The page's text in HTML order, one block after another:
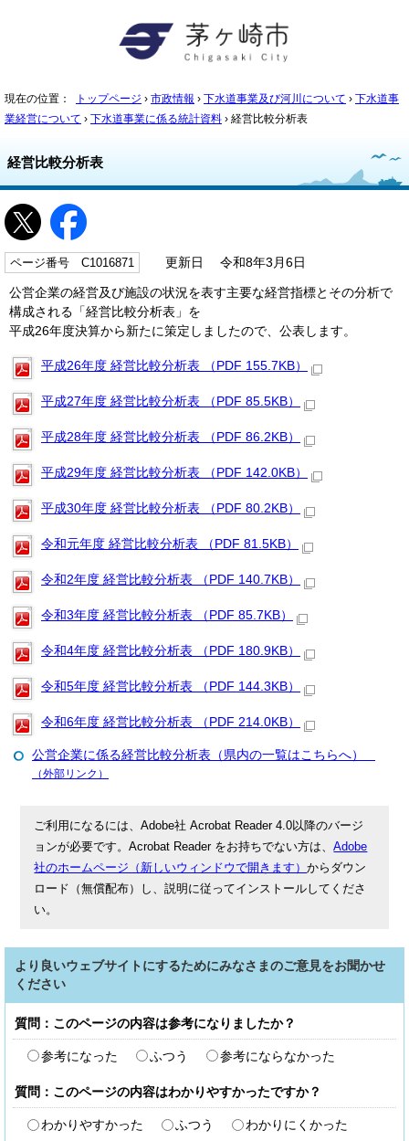
現在の位置： トップページ › 市政情報 › 下水道事業及び河川について › 下水道事
業経営について › 下水道事業に係る統計資料 › 経営比較分析表
経営比較分析表
ページ番号 C1016871 更新日 令和8年3月6日
公営企業の経営及び施設の状況を表す主要な経営指標とその分析で
構成される「経営比較分析表」を
平成26年度決算から新たに策定しましたので、公表します。
平成26年度 経営比較分析表 （PDF 155.7KB）
平成27年度 経営比較分析表 （PDF 85.5KB）
平成28年度 経営比較分析表 （PDF 86.2KB）
平成29年度 経営比較分析表 （PDF 142.0KB）
平成30年度 経営比較分析表 （PDF 80.2KB）
令和元年度 経営比較分析表 （PDF 81.5KB）
令和2年度 経営比較分析表 （PDF 140.7KB）
令和3年度 経営比較分析表 （PDF 85.7KB）
令和4年度 経営比較分析表 （PDF 180.9KB）
令和5年度 経営比較分析表 （PDF 144.3KB）
令和6年度 経営比較分析表 （PDF 214.0KB）
公営企業に係る経営比較分析表（県内の一覧はこちらへ）
（外部リンク）
ご利用になるには、Adobe社 Acrobat Reader 4.0以降のバージ
ョンが必要です。Acrobat Reader をお持ちでない方は、Adobe
社のホームページ（新しいウィンドウで開きます）からダウン
ロード（無償配布）し、説明に従ってインストールしてくださ
い。
より良いウェブサイトにするためにみなさまのご意見をお聞かせ
ください
質問：このページの内容は参考になりましたか？
参考になった ふつう 参考にならなかった
質問：このページの内容はわかりやすかったですか？
わかりやすかった ふつう わかりにくかった